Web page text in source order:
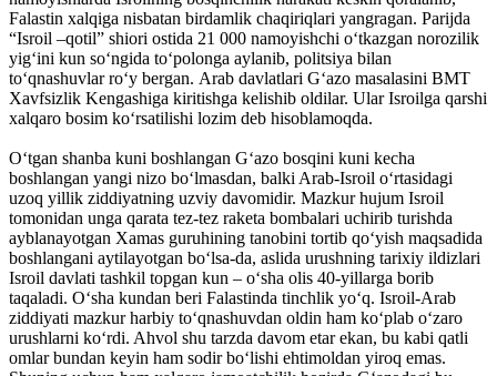
Falastin xalqiga nisbatan birdamlik chaqiriqlari yangragan. Parijda
“Isroil –qotil” shiori ostida 21 000 namoyishchi o‘tkazgan norozilik
yig‘ini kun so‘ngida to‘polonga aylanib, politsiya bilan
to‘qnashuvlar ro‘y bergan. Arab davlatlari G‘azo masalasini BMT
Xavfsizlik Kengashiga kiritishga kelishib oldilar. Ular Isroilga qarshi
xalqaro bosim ko‘rsatilishi lozim deb hisoblamoqda.
O‘tgan shanba kuni boshlangan G‘azo bosqini kuni kecha
boshlangan yangi nizo bo‘lmasdan, balki Arab-Isroil o‘rtasidagi
uzoq yillik ziddiyatning uzviy davomidir. Mazkur hujum Isroil
tomonidan unga qarata tez-tez raketa bombalari uchirib turishda
ayblanayotgan Xamas guruhining tanobini tortib qo‘yish maqsadida
boshlangani aytilayotgan bo‘lsa-da, aslida urushning tarixiy ildizlari
Isroil davlati tashkil topgan kun – o‘sha olis 40-yillarga borib
taqaladi. O‘sha kundan beri Falastinda tinchlik yo‘q. Isroil-Arab
ziddiyati mazkur harbiy to‘qnashuvdan oldin ham ko‘plab o‘zaro
urushlarni ko‘rdi. Ahvol shu tarzda davom etar ekan, bu kabi qatli
omlar bundan keyin ham sodir bo‘lishi ehtimoldan yiroq emas.